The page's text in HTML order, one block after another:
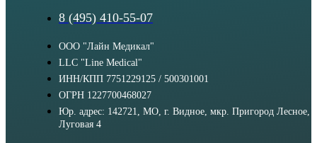
8 (495) 410-55-07
ООО "Лайн Медикал"
LLC "Line Medical"
ИНН/КПП 7751229125 / 500301001
ОГРН 1227700468027
Юр. адрес: 142721, МО, г. Видное, мкр. Пригород Лесное,
Луговая 4